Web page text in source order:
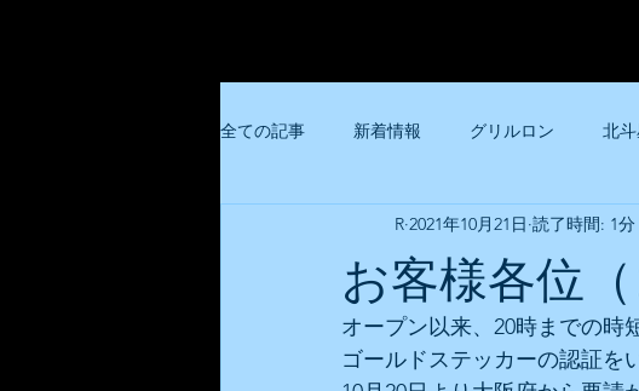
全ての記事 新着情報 グリルロン 北
大阪トンテキ共通 大阪トン
大阪トンテキホワイティ梅田店 大阪トン
お客様各位
R 2021年10月21日 読了時間: 1分
オープン以来、20時までの時
ゴールドステッカーの認証を